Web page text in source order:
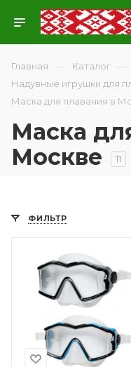
Главная — Каталог —
Надувные игрушки для
Маска для плавания в
Маска
Москве
11
ФИЛЬТР